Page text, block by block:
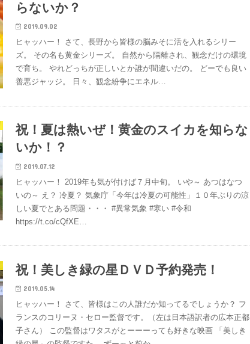
らないか？
2019.09.02
ヒャッハー！ さて、長野から皆様の脳みそに活を入れるシリー
ズ。 その名も黄金シリーズ。 自然から隔離され、観念だけの環境
で育ち。 やれどっちが正しいとか誰が間違いだの。 どーでも良い
善悪ジャッジ。 日々、観念紛争にエネル…
祝！夏は熱いぜ！黄金のスイカを知らな
いか！？
2019.07.12
ヒャッハー！ 2019年も気が付けば７月中旬。 いや～ あつはなつ
いの～ え？ 冷夏？ 気象庁「今年は冷夏の可能性」１０年ぶりの涼
しい夏でとある問題・・・ #異常気象 #寒い #令和
https://t.co/cQfXE…
祝！美しき緑の星ＤＶＤ予約発売！
2019.05.14
ヒャッハー！ さて、皆様はこの人誰だか知ってるでしょうか？ フ
ランスのコリーヌ・セロー監督です。（左は日本語訳者の広本正都
子さん） この監督はワタスがとーーーっても好きな映画 「美しき